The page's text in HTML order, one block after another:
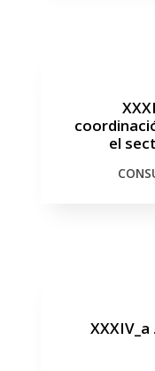
el
XXXIV_a .